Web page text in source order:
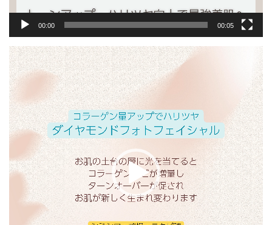
00:00 00:05
動
画
プ
レ
ー
ヤ
ー